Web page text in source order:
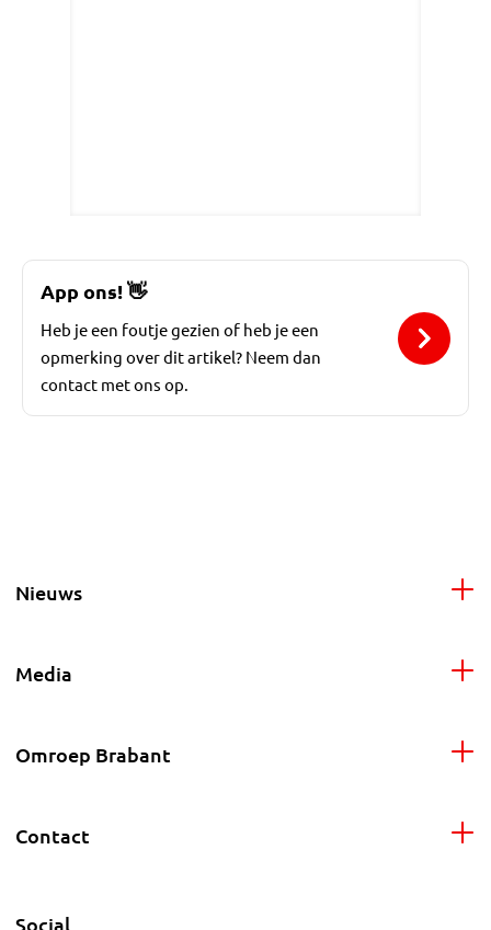
App ons!👋
Heb je een foutje gezien of heb je een
opmerking over dit artikel? Neem dan
contact met ons op.
Nieuws
Media
Omroep Brabant
Contact
Social